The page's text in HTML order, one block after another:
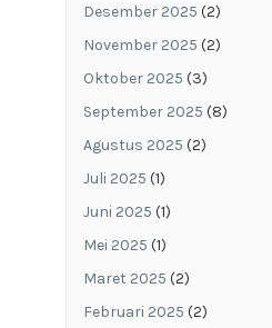
Desember 2025 (2)
November 2025 (2)
Oktober 2025 (3)
September 2025 (8)
Agustus 2025 (2)
Juli 2025 (1)
Juni 2025 (1)
Mei 2025 (1)
Maret 2025 (2)
Februari 2025 (2)